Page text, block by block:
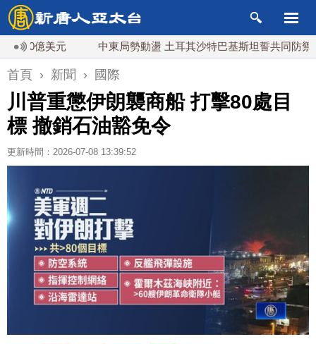
億美元 中東局勢動盪 土耳其沙特巴基斯坦誓共同防禦
首頁 › 新聞 › 國際
川普重懲伊朗襲商船 打擊80處目
標 撤銷石油豁免令
更新時間：2026-07-08 13:39:52